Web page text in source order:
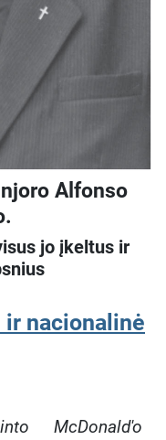
Alfonso
jo įkeltus ir
ir nacionalinė
McDonald'o